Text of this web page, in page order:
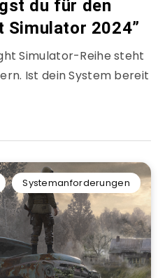
du für den
2024”
Simulator-Reihe steht
Ist dein System bereit
Systemanforderungen